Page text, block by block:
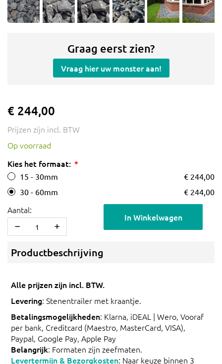
Graag eerst zien?
Vraag hier uw monster aan!
€ 244,00
Prijzen zijn incl. BTW
Op voorraad
Kies het formaat:
15 - 30mm
€ 244,00
30 - 60mm
€ 244,00
Aantal:
In Winkelwagen
Productbeschrijving
Alle prijzen zijn incl. BTW.
Levering: Stenentrailer met kraantje.
Betalingsmogelijkheden: Klarna, iDEAL | Wero, Vooraf
per bank, Creditcard (Maestro, MasterCard, VISA),
Paypal, Google Pay, Apple Pay
Belangrijk: Formaten zijn zeefmaten.
Levertermijn & Bezorgkosten: Naar keuze binnen 3